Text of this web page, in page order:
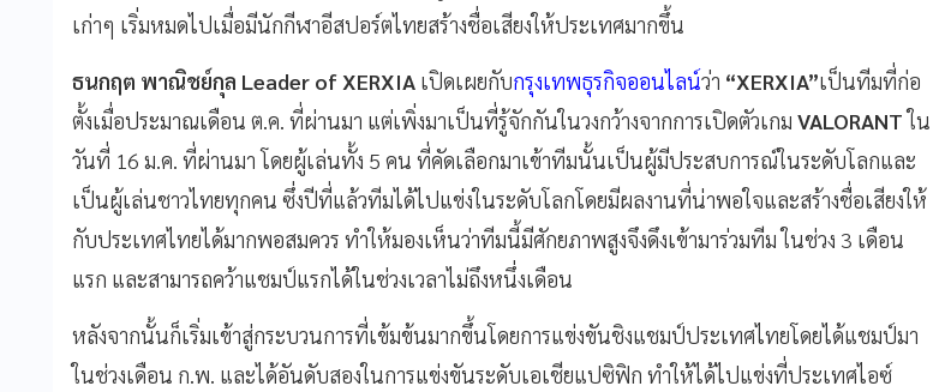
เก่าๆ เริ่มหมดไปเมื่อมีนักกีฬาอีสปอร์ตไทยสร้างชื่อเสียงให้ประเทศมากขึ้น
ธนกฤต พาณิชย์กุล Leader of XERXIA เปิดเผยกับกรุงเทพธุรกิจออนไลน์ว่า “XERXIA”เป็นทีมที่ก่อ
ตั้งเมื่อประมาณเดือน ต.ค. ที่ผ่านมา แต่เพิ่งมาเป็นที่รู้จักกันในวงกว้างจากการเปิดตัวเกม VALORANTใน
วันที่ 16 ม.ค. ที่ผ่านมา โดยผู้เล่นทั้ง 5 คน ที่คัดเลือกมาเข้าทีมนั้นเป็นผู้มีประสบการณ์ในระดับโลกและ
เป็นผู้เล่นชาวไทยทุกคน ซึ่งปีที่แล้วทีมได้ไปแข่งในระดับโลกโดยมีผลงานที่น่าพอใจและสร้างชื่อเสียงให้
กับประเทศไทยได้มากพอสมควร ทำให้มองเห็นว่าทีมนี้มีศักยภาพสูงจึงดึงเข้ามาร่วมทีม ในช่วง 3 เดือน
แรก และสามารถคว้าแชมป์แรกได้ในช่วงเวลาไม่ถึงหนึ่งเดือน
หลังจากนั้นก็เริ่มเข้าสู่กระบวนการที่เข้มข้นมากขึ้นโดยการแข่งขันชิงแชมป์ประเทศไทยโดยได้แชมป์มา
ในช่วงเดือน ก.พ. และได้อันดับสองในการแข่งขันระดับเอเชียแปซิฟิก ทำให้ได้ไปแข่งที่ประเทศไอซ์